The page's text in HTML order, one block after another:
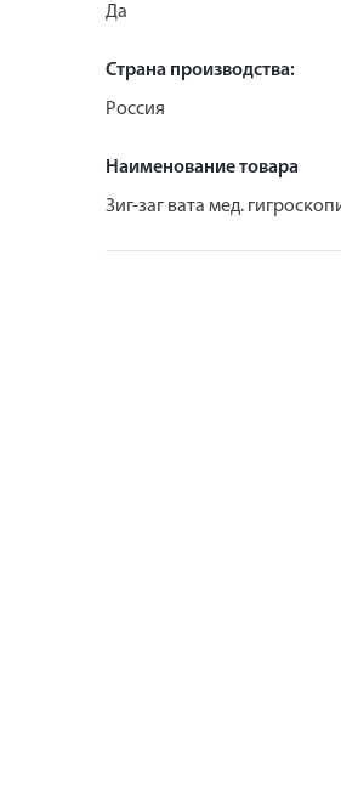
Да
Страна производства:
Россия
Наименование товара
Зиг-заг вата мед.